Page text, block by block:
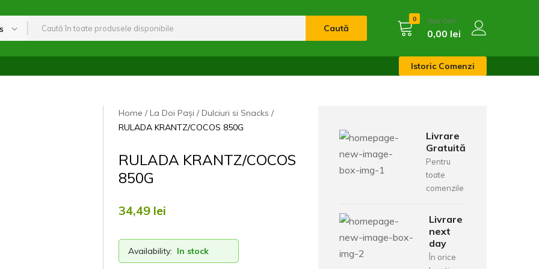
Caută
0 Your Cart
0,00 lei
Istoric Comenzi
Home La Doi Pași
Dulciuri si Snacks
RULADA KRANTZ/COCOS 850G
RULADA KRANTZ/COCOS
850G
34,49 lei
Availability: In stock
Livrare
Gratuită
Pentru
toate
comenzile
Livrare
next
day
În orice